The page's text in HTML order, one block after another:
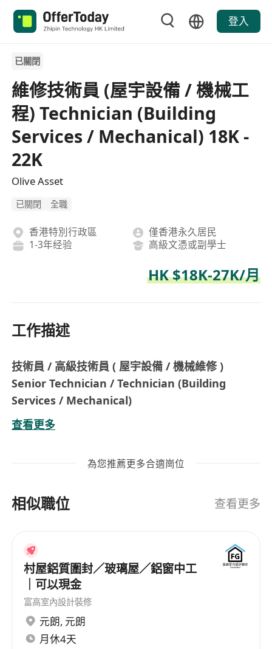
登入
已關閉
維修技術員 (屋宇設備 / 機械工
程) Technician (Building
Services / Mechanical) 18K -
22K
Olive Asset
已關閉 全職
香港特別行政區
僅香港永久居民
1-3年经验
高級文憑或副學士
HK $18K-27K/月
工作描述
技術員 / 高級技術員 ( 屋宇設備 / 機械維修 )
Senior Technician / Technician (Building
Services / Mechanical)
基本薪金 $18,000 - $35,000
5天工作，偶爾輪班
工作地點：葵青區 / 觀塘區
非有緊急需要，一般情況下不需輪班工作。條件如
經驗
Contractor 或業主經驗不拘
不介意戶外工作
持有電工A牌/R牌會優先考慮
有意者請將個人履歷電郵至 ******，致電或短訊到
******聯絡楊小姐。
查看更多
為您推薦更多合適崗位
相似職位 查看更多
村屋鋁質圍封／玻璃屋／鋁窗中工
｜可以現金
富高室內設計裝修
元朗, 元朗
月休4天